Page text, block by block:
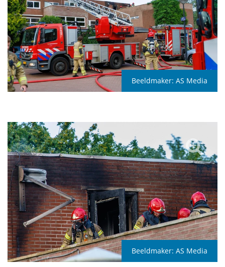
Beeldmaker: AS Media
Beeldmaker: AS Media